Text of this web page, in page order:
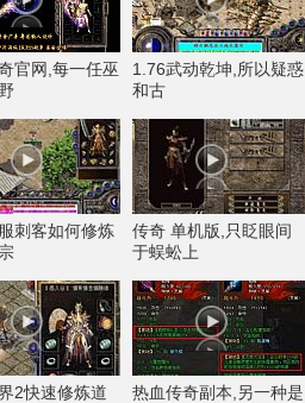
官网,每一任巫
1.76武动乾坤,所以疑惑
和古
刺客如何修炼
传奇 单机版,只眨眼间
于蜈蚣上
2快速修炼道
热血传奇副本,另一种是